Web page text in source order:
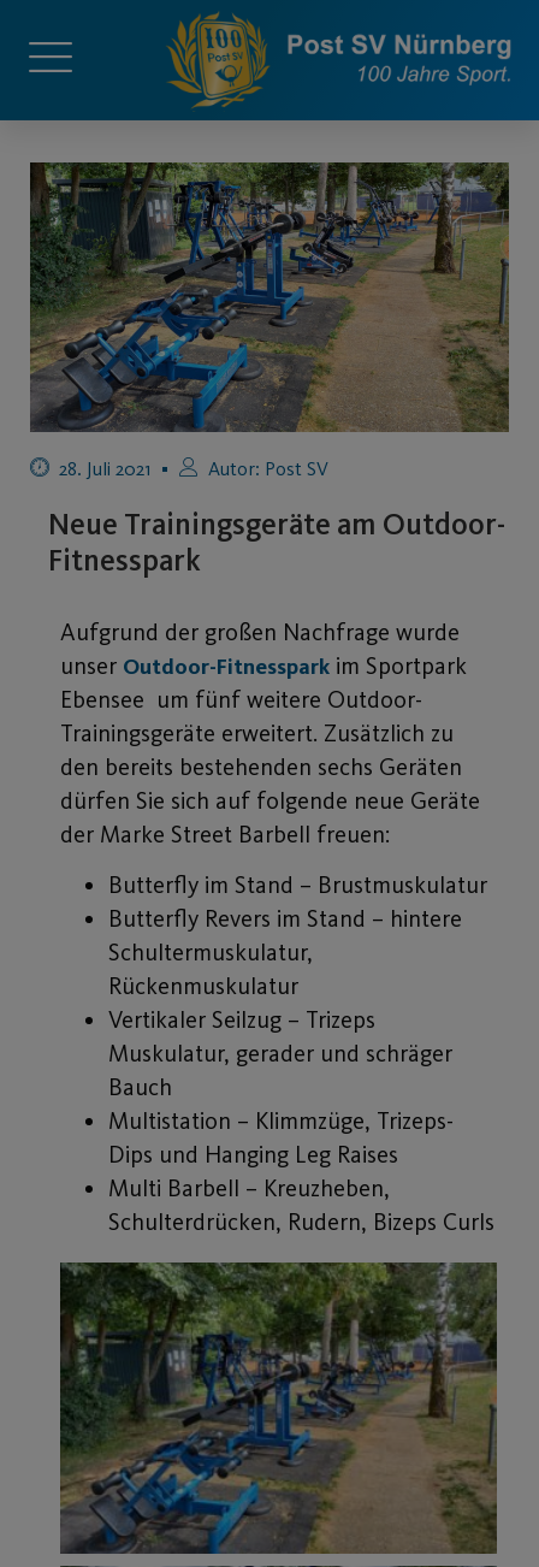
28. Juli 2021 Autor: Post SV
Neue Trainingsgeräte am Outdoor-
Fitnesspark
Aufgrund der großen Nachfrage wurde
unser Outdoor-Fitnesspark im Sportpark
Ebensee um fünf weitere Outdoor-
Trainingsgeräte erweitert. Zusätzlich zu
den bereits bestehenden sechs Geräten
dürfen Sie sich auf folgende neue Geräte
der Marke Street Barbell freuen:
Butterfly im Stand – Brustmuskulatur
Butterfly Revers im Stand – hintere
Schultermuskulatur,
Rückenmuskulatur
Vertikaler Seilzug – Trizeps
Muskulatur, gerader und schräger
Bauch
Multistation – Klimmzüge, Trizeps-
Dips und Hanging Leg Raises
Multi Barbell – Kreuzheben,
Schulterdrücken, Rudern, Bizeps Curls